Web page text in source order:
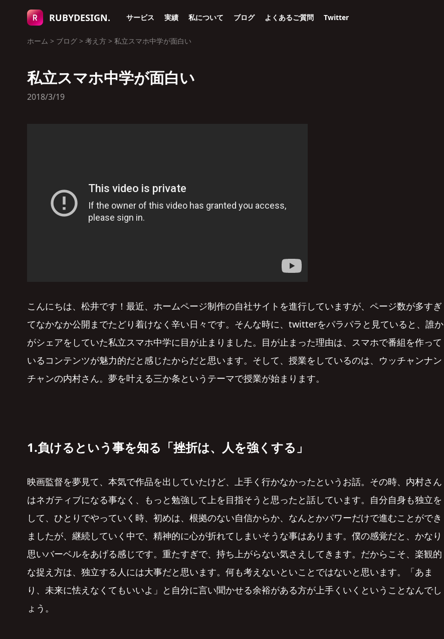
RUBYDESIGN. サービス 実績 私について ブログ よくあるご質問 Twitter
ホーム > ブログ> 考え方> 私立スマホ中学が面白い
私立スマホ中学が面白い
2018/3/19
こんにちは、松井です！最近、ホームページ制作の自社サイトを進行していますが、ページ数が多すぎ
てなかなか公開までたどり着けなく辛い日々です。そんな時に、twitterをパラパラと見ていると、誰か
がシェアをしていた私立スマホ中学に目が止まりました。目が止まった理由は、スマホで番組を作って
いるコンテンツが魅力的だと感じたからだと思います。そして、授業をしているのは、ウッチャンナン
チャンの内村さん。夢を叶える三か条というテーマで授業が始まります。
1.負けるという事を知る「挫折は、人を強くする」
映画監督を夢見て、本気で作品を出していたけど、上手く行かなかったというお話。その時、内村さん
はネガティブになる事なく、もっと勉強して上を目指そうと思ったと話しています。自分自身も独立を
して、ひとりでやっていく時、初めは、根拠のない自信からか、なんとかパワーだけで進むことができ
ましたが、継続していく中で、精神的に心が折れてしまいそうな事はあります。僕の感覚だと、かなり
思いバーベルをあげる感じです。重たすぎで、持ち上がらない気さえしてきます。だからこそ、楽観的
な捉え方は、独立する人には大事だと思います。何も考えないといことではないと思います。「あま
り、未来に怯えなくてもいいよ」と自分に言い聞かせる余裕がある方が上手くいくということなんでし
ょう。